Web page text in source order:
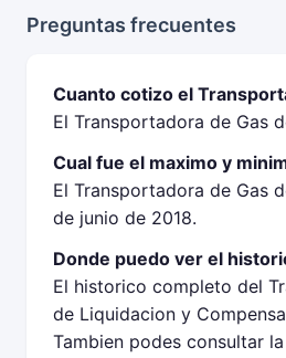
Preguntas frecuentes
Cuanto cotizo el
El Transportadora de Gas
Cual fue el maximo y
El Transportadora de Gas
de junio de 2018.
Donde puedo ver el
El historico completo del
de Liquidacion y
Tambien podes consultar